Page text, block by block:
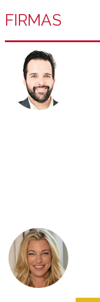
FIRMAS